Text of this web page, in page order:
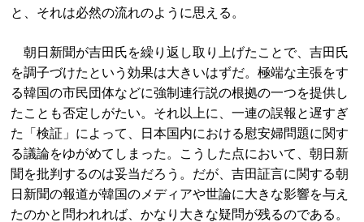
と、それは必然の流れのように思える。
朝日新聞が吉田氏を繰り返し取り上げたことで、吉田氏
を調子づけたという効果は大きいはずだ。極端な主張をす
る韓国の市民団体などに強制連行説の根拠の一つを提供し
たことも否定しがたい。それ以上に、一連の誤報と遅すぎ
た「検証」によって、日本国内における慰安婦問題に関す
る議論をゆがめてしまった。こうした点において、朝日新
聞を批判するのは妥当だろう。だが、吉田証言に関する朝
日新聞の報道が韓国のメディアや世論に大きな影響を与え
たのかと問われれば、かなり大きな疑問が残るのである。